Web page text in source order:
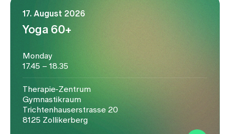
17. August 2026
Yoga 60+
Monday
17.45 – 18.35
Therapie-Zentrum
Gymnastikraum
Trichtenhauserstrasse 20
8125 Zollikerberg